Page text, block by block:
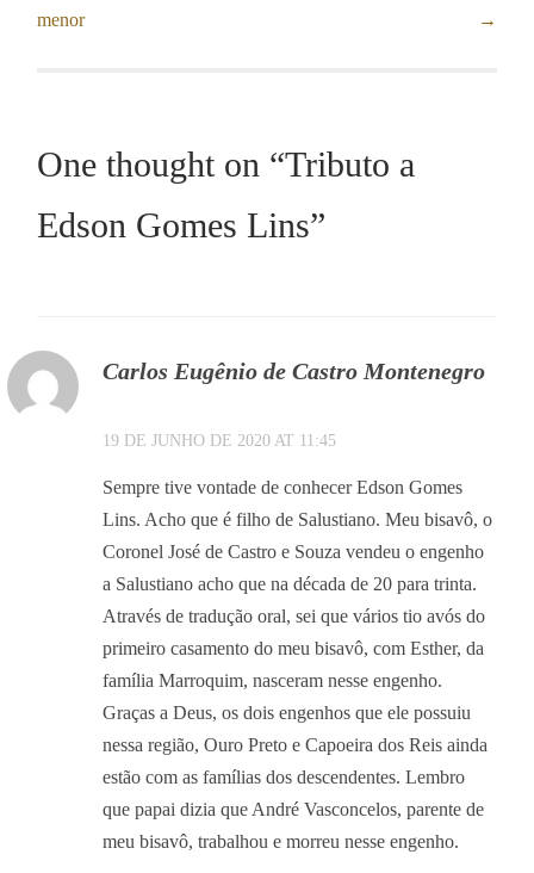
menor
→
One thought on “Tributo a
Edson Gomes Lins”
Carlos Eugênio de Castro Montenegro
19 DE JUNHO DE 2020 AT 11:45
Sempre tive vontade de conhecer Edson Gomes
Lins. Acho que é filho de Salustiano. Meu bisavô, o
Coronel José de Castro e Souza vendeu o engenho
a Salustiano acho que na década de 20 para trinta.
Através de tradução oral, sei que vários tio avós do
primeiro casamento do meu bisavô, com Esther, da
família Marroquim, nasceram nesse engenho.
Graças a Deus, os dois engenhos que ele possuiu
nessa região, Ouro Preto e Capoeira dos Reis ainda
estão com as famílias dos descendentes. Lembro
que papai dizia que André Vasconcelos, parente de
meu bisavô, trabalhou e morreu nesse engenho.